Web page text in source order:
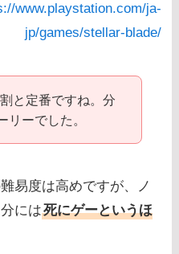
www.playstation.com/ja-
jp/games/stellar-blade/
と定番ですね。分
リーでした。
易度は高めですが、ノ
には死にゲーというほ